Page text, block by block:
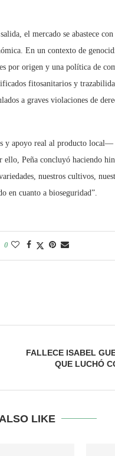
el mercado se abastece
En un contexto de
por origen y una política de
fitosanitarios y
a graves violaciones de
apoyo real al producto local—
Peña concluyó haciendo
nuestros cultivos,
en cuanto a bioseguridad”.
0
FALLECE ISABEL
QUE LUCHÓ
LIKE